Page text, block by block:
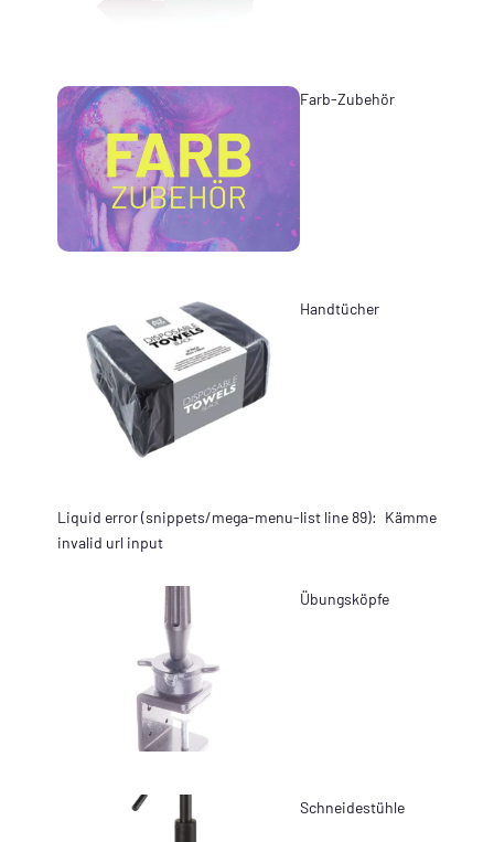
Farb-Zubehör
Handtücher
Liquid error (snippets/mega-menu-list line 89):
invalid url input
Kämme
Übungsköpfe
Schneidestühle